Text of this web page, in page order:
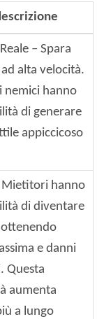
– Spara
alta velocità.
nemici hanno
di generare
appiccicoso
Mietitori hanno
di diventare
e danni
Questa
aumenta
a lungo